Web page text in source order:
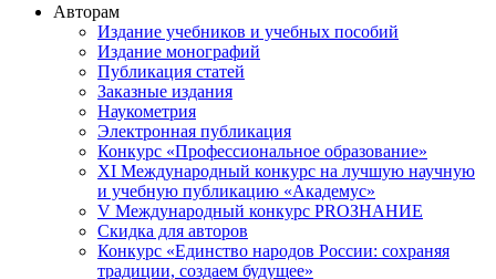
Авторам
Издание учебников и учебных пособий
Издание монографий
Публикация статей
Заказные издания
Наукометрия
Электронная публикация
Конкурс «Профессиональное образование»
XI Международный конкурс на лучшую научную
и учебную публикацию «Академус»
V Международный конкурс PROЗНАНИЕ
Скидка для авторов
Конкурс «Единство народов России: сохраняя
традиции, создаем будущее»